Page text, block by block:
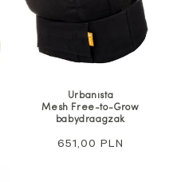
Urbanista
Mesh Free-to-Grow
babydraagzak
Normale
651,00 PLN